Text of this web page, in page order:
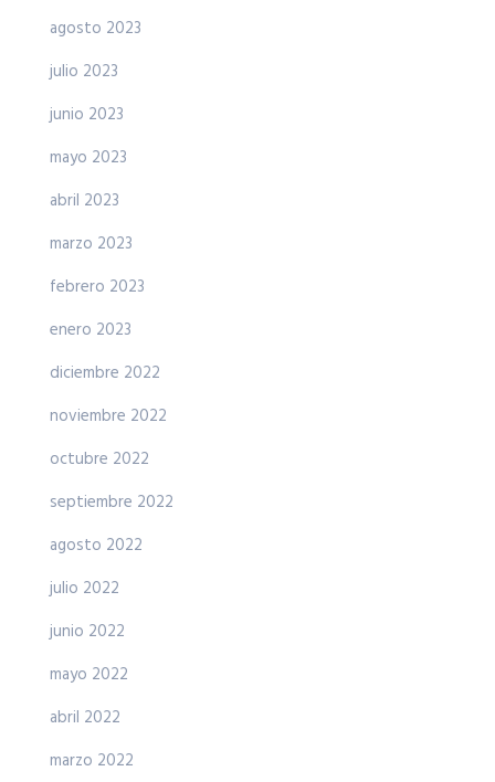
agosto 2023
julio 2023
junio 2023
mayo 2023
abril 2023
marzo 2023
febrero 2023
enero 2023
diciembre 2022
noviembre 2022
octubre 2022
septiembre 2022
agosto 2022
julio 2022
junio 2022
mayo 2022
abril 2022
marzo 2022